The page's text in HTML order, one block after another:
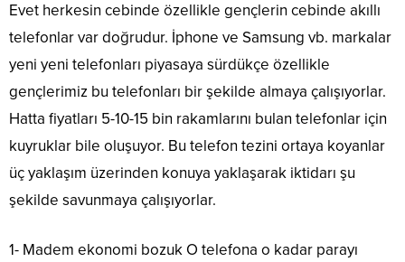
Evet herkesin cebinde özellikle gençlerin cebinde akıllı
telefonlar var doğrudur. İphone ve Samsung vb. markalar
yeni yeni telefonları piyasaya sürdükçe özellikle
gençlerimiz bu telefonları bir şekilde almaya çalışıyorlar.
Hatta fiyatları 5-10-15 bin rakamlarını bulan telefonlar için
kuyruklar bile oluşuyor. Bu telefon tezini ortaya koyanlar
üç yaklaşım üzerinden konuya yaklaşarak iktidarı şu
şekilde savunmaya çalışıyorlar.
1- Madem ekonomi bozuk O telefona o kadar parayı